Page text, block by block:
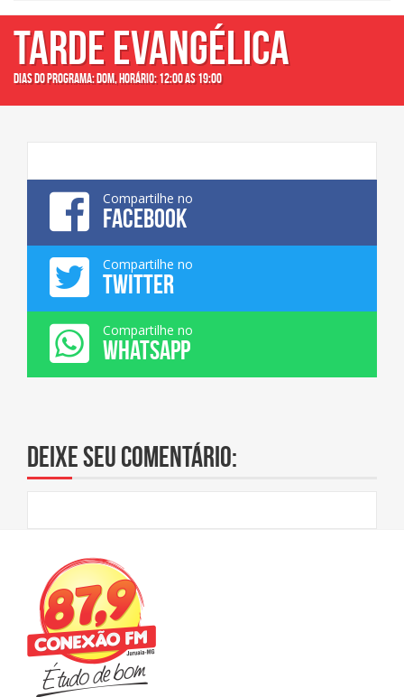
TARDE EVANGÉLICA
Dias do programa: dom, Horário: 12:00 as 19:00
Compartilhe no
FACEBOOK
Compartilhe no
TWITTER
Compartilhe no
WHATSAPP
Deixe seu comentário: